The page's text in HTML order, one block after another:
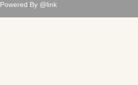
Powered By @link